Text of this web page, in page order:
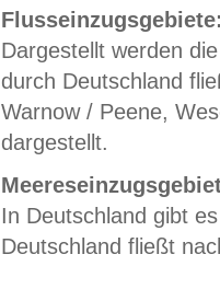
Dargestellt werden
durch Deutschland
Warnow / Peene,
dargestellt.
In Deutschland gibt
Deutschland fließt